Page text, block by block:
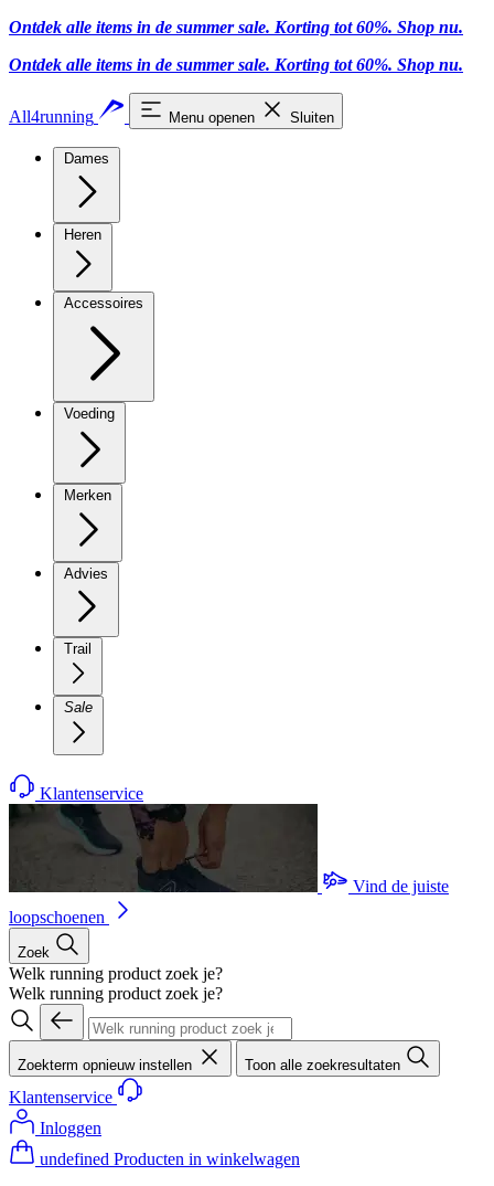
Ontdek alle items in de summer sale. Korting tot 60%. Shop nu.
Ontdek alle items in de summer sale. Korting tot 60%. Shop nu.
All4running Menu openen Sluiten
Dames
Heren
Accessoires
Voeding
Merken
Advies
Trail
Sale
Klantenservice
Vind de juiste
loopschoenen
Zoek
Welk running product zoek je?
Welk running product zoek je?
Zoekterm opnieuw instellen Toon alle zoekresultaten
Klantenservice
Inloggen
undefined Producten in winkelwagen